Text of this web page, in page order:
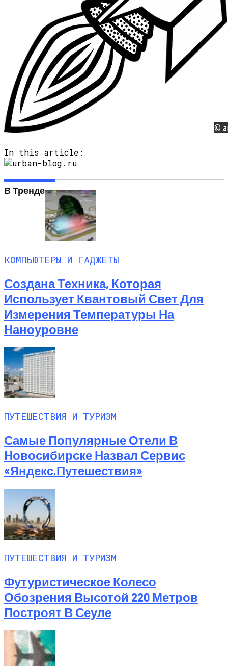
Любитель Приключенческого Туризма
Нашел В Америке Алмаз Весом 7.46
Карата
In this article:
В Тренде
КОМПЬЮТЕРЫ И ГАДЖЕТЫ
Создана Техника, Которая
Использует Квантовый Свет Для
Измерения Температуры На
Наноуровне
ПУТЕШЕСТВИЯ И ТУРИЗМ
Самые Популярные Отели В
Новосибирске Назвал Сервис
«Яндекс.Путешествия»
ПУТЕШЕСТВИЯ И ТУРИЗМ
Футуристическое Колесо
Обозрения Высотой 220 Метров
Построят В Сеуле